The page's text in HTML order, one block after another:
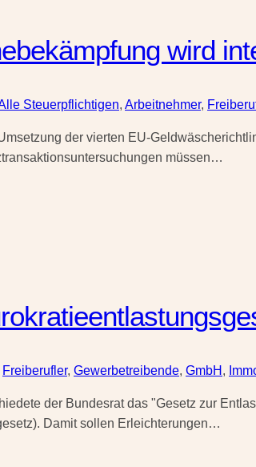
wird
Steuerpflichtigen, Arbeitnehmer,
der vierten EU-
müssen…
Freiberufler, Gewerbetreibende, GmbH ,
der Bundesrat das "Gesetz zur
Damit sollen Erleichterungen…